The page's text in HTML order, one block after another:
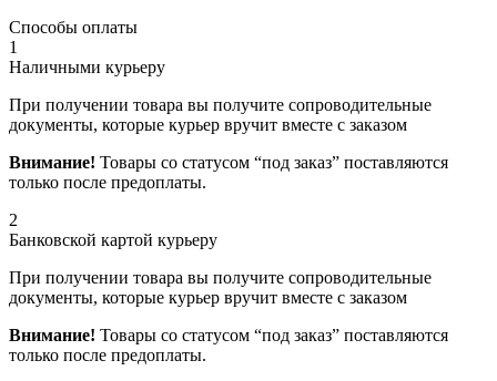
Способы оплаты
1
Наличными курьеру
При получении товара вы получите сопроводительные
документы, которые курьер вручит вместе с заказом
Внимание! Товары со статусом “под заказ” поставляются
только после предоплаты.
2
Банковской картой курьеру
При получении товара вы получите сопроводительные
документы, которые курьер вручит вместе с заказом
Внимание! Товары со статусом “под заказ” поставляются
только после предоплаты.